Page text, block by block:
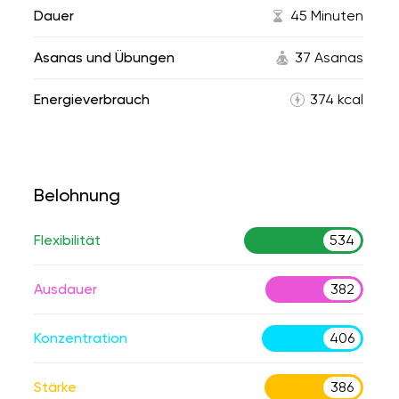
Dauer 45 Minuten
Asanas und Übungen 37 Asanas
Energieverbrauch 374 kcal
Belohnung
Flexibilität 534
Ausdauer 382
Konzentration 406
Stärke 386